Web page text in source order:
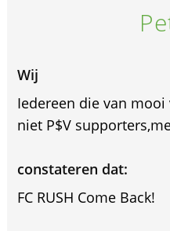
Wij
Iedereen die van
niet P$V
constateren dat:
FC RUSH Come Back!